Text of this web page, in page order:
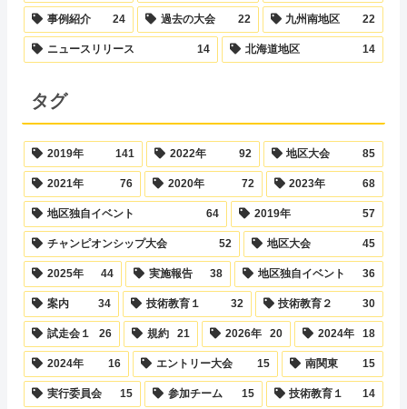
事例紹介 24 過去の大会 22 九州南地区 22
ニュースリリース 14 北海道地区 14
タグ
2019年 141 2022年 92 地区大会 85
2021年 76 2020年 72 2023年 68
地区独自イベント 64 2019年 57
チャンピオンシップ大会 52 地区大会 45
2025年 44 実施報告 38 地区独自イベント 36
案内 34 技術教育１ 32 技術教育２ 30
試走会１ 26 規約 21 2026年 20 2024年 18
2024年 16 エントリー大会 15 南関東 15
実行委員会 15 参加チーム 15 技術教育１ 14